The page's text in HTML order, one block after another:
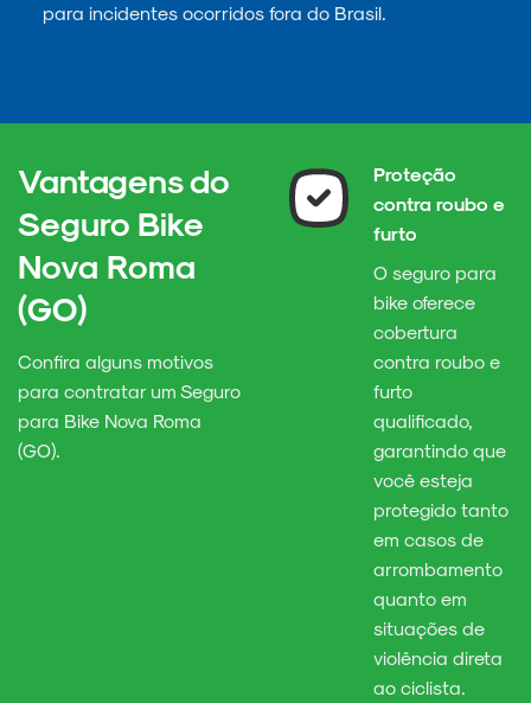
para incidentes ocorridos fora do Brasil.
Vantagens do
Seguro Bike
Nova Roma
(GO)
Confira alguns motivos
para contratar um Seguro
para Bike Nova Roma
(GO).
Proteção
contra roubo e
furto
O seguro para
bike oferece
cobertura
contra roubo e
furto
qualificado,
garantindo que
você esteja
protegido tanto
em casos de
arrombamento
quanto em
situações de
violência direta
ao ciclista.